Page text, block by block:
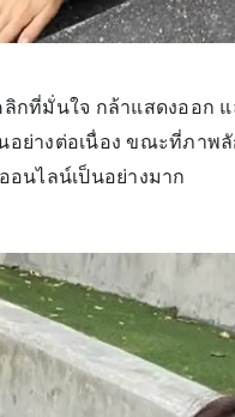
กที่มั่นใจ กล้าแสดงออก
ย่างต่อเนื่อง ขณะที่ภาพ
อนไลน์เป็นอย่างมาก